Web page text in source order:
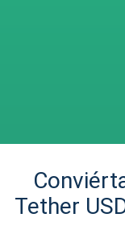
Tether